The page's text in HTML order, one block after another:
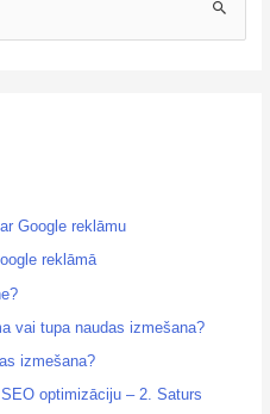
Google reklāmu
reklāmā
vai tupa naudas izmešana?
izmešana?
optimizāciju – 2. Saturs